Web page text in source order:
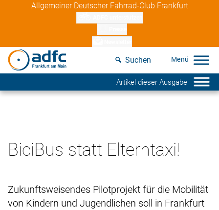
Allgemeiner Deutscher Fahrrad-Club Frankfurt
Suchen
Artikel dieser Ausgabe
BiciBus statt Elterntaxi!
Zukunftsweisendes Pilotprojekt für die Mobilität
von Kindern und Jugendlichen soll in Frankfurt